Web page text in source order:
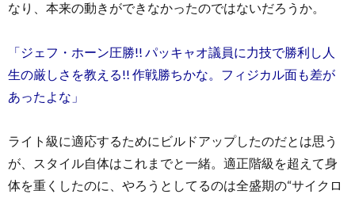
なり、本来の動きができなかったのではないだろうか。
「ジェフ・ホーン圧勝!! パッキャオ議員に力技で勝利し人
生の厳しさを教える!! 作戦勝ちかな。フィジカル面も差が
あったよな」
ライト級に適応するためにビルドアップしたのだとは思う
が、スタイル自体はこれまでと一緒。適正階級を超えて身
体を重くしたのに、やろうとしてるのは全盛期の“サイクロ